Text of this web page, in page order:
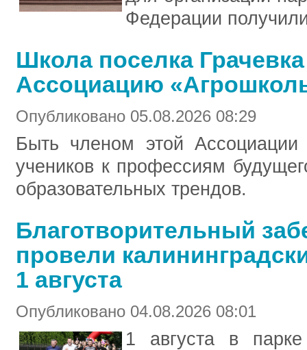
Федерации
Школа поселка
Ассоциацию
Опубликовано 05.08.2026 08:29
Быть членом этой
учеников к профессиям
образовательных трендов.
Благотворительный
провели
1 августа
Опубликовано 04.08.2026 08:01
1 августа в